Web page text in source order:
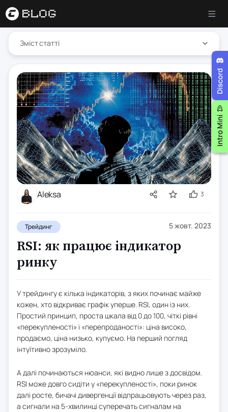
Зміст статті
Aleksa
Трейдинг 5 жовт. 2023
3
RSI: як працює індикатор
ринку
У трейдингу є кілька індикаторів, з яких починає майже
кожен, хто відкриває графік уперше. RSI, один із них.
Простий принцип, проста шкала від 0 до 100, чіткі рівні
«перекупленості» і «перепроданості»: ціна високо,
продаємо, ціна низько, купуємо. На перший погляд
інтуїтивно зрозуміло.
А далі починаються нюанси, які видно лише з досвідом.
RSI може довго сидіти у «перекупленості», поки ринок
далі росте, бичачі дивергенції відпрацьовують через раз,
а сигнали на 5-хвилинці суперечать сигналам на